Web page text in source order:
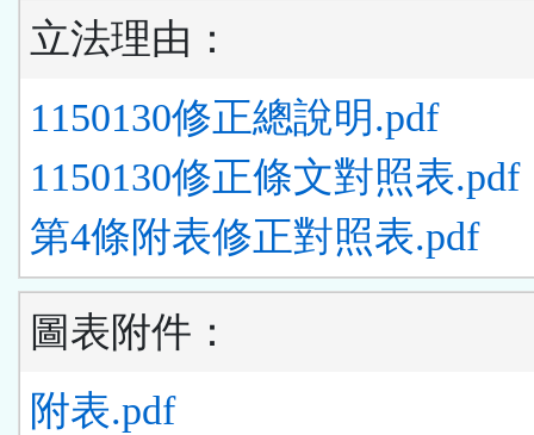
立法理由：
1150130修正總說明.pdf
1150130修正條文對照表.pdf
第4條附表修正對照表.pdf
圖表附件：
附表.pdf